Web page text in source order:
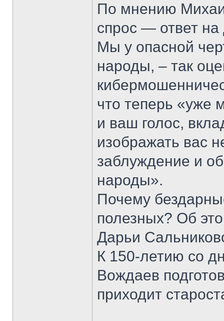
По мнению
спрос — ответ
Мы у опасной
народы, – так
что теперь «уже
и ваш голос,
изображать вас
заблуждение и
народы».
Почему
полезных? Об
Дарьи
К 150-летию со
Вождаев
приходит